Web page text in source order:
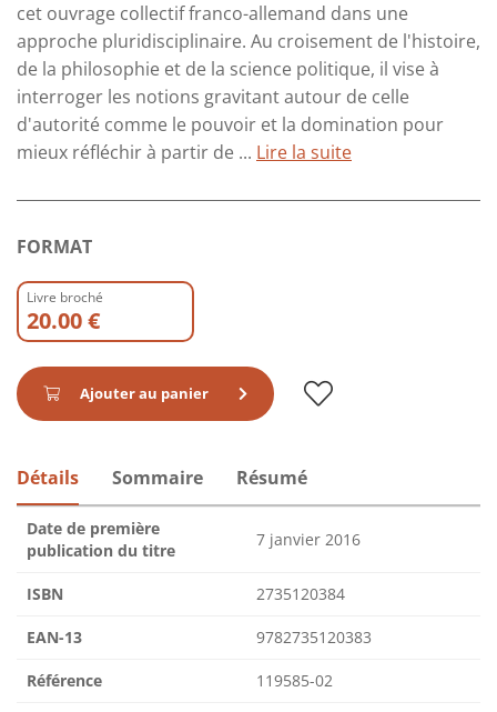
cet ouvrage collectif franco-allemand dans une
approche pluridisciplinaire. Au croisement de l'histoire,
de la philosophie et de la science politique, il vise à
interroger les notions gravitant autour de celle
d'autorité comme le pouvoir et la domination pour
mieux réfléchir à partir de ... Lire la suite
FORMAT
Livre broché
20.00 €
Ajouter au panier
Détails Sommaire Résumé
Date de première
publication du titre
7 janvier 2016
ISBN 2735120384
EAN-13 9782735120383
Référence 119585-02